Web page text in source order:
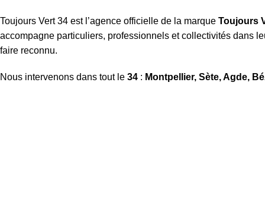
Toujours Vert 34 est l’agence officielle de la marque Toujours
accompagne particuliers, professionnels et collectivités dans
faire reconnu.
Nous intervenons dans tout le 34 : Montpellier, Sète, Agde,